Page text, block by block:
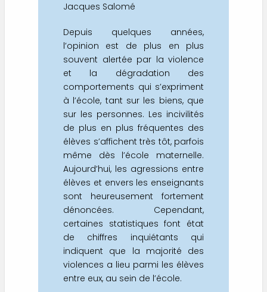
Jacques Salomé
Depuis quelques années,
l’opinion est de plus en plus
souvent alertée par la violence
et la dégradation des
comportements qui s’expriment
à l’école, tant sur les biens, que
sur les personnes. Les incivilités
de plus en plus fréquentes des
élèves s’affichent très tôt, parfois
même dès l’école maternelle.
Aujourd’hui, les agressions entre
élèves et envers les enseignants
sont heureusement fortement
dénoncées. Cependant,
certaines statistiques font état
de chiffres inquiétants qui
indiquent que la majorité des
violences a lieu parmi les élèves
entre eux, au sein de l’école.